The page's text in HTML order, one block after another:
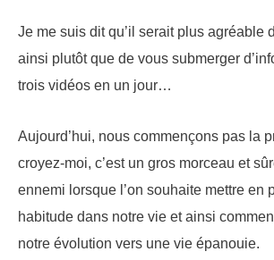
Je me suis dit qu’il serait plus agréable
ainsi plutôt que de vous submerger
trois vidéos en un jour…
Aujourd’hui, nous commençons pas la
croyez-moi, c’est un gros morceau et
ennemi lorsque l’on souhaite mettre en
habitude dans notre vie et ainsi
notre évolution vers une vie épanouie.